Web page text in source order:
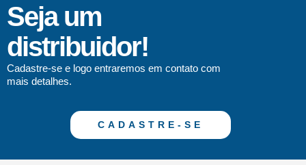
Seja um
distribuidor!
Cadastre-se e logo entraremos em contato com
mais detalhes.
CADASTRE-SE